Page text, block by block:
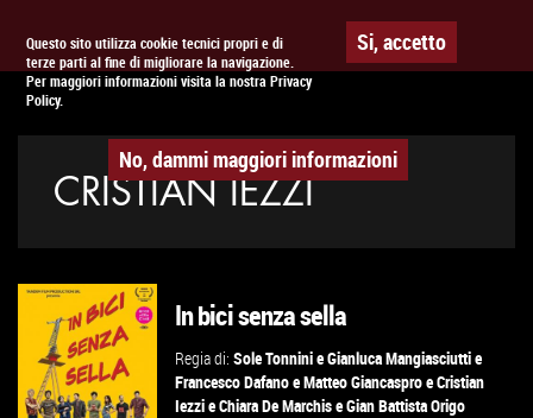
Questo sito utilizza cookie tecnici propri e di
terze parti al fine di migliorare la navigazione.
Per maggiori informazioni visita la nostra Privacy
Policy.
Si, accetto
No, dammi maggiori informazioni
APPUNTAMENTO AL CINEMA
CRISTIAN IEZZI
In bici senza sella
Regia di:Sole TonninieGianluca Mangiasciuttie
Francesco DafanoeMatteo GiancasproeCristian
IezzieChiara De MarchiseGian Battista Origo